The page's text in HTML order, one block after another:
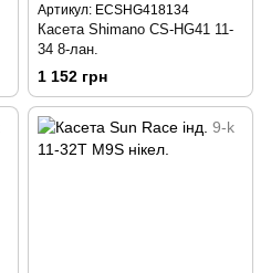
Артикул: ECSHG418134
Касета Shimano CS-HG41 11-
34 8-лан.
1 152 грн